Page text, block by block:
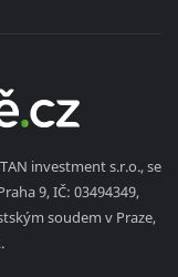
investment s.r.o., se
9, IČ: 03494349,
soudem v Praze,